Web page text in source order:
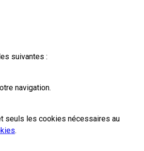
suivantes :
navigation.
seuls les cookies nécessaires au
.
expéditeur va